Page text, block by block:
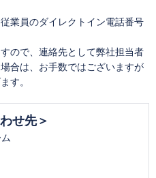
業員のダイレクトイン電話番号
ので、連絡先として弊社担当者
合は、お手数ではございますが
す。
せ先＞